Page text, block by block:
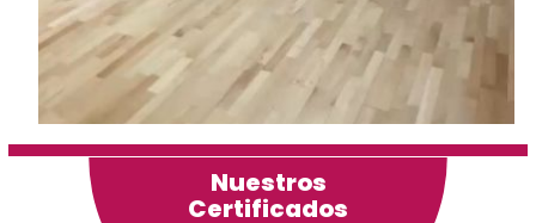
Nuestros
Certificados